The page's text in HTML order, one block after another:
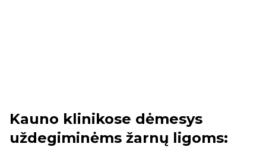
Kauno klinikose dėmesys
uždegiminėms žarnų ligoms: